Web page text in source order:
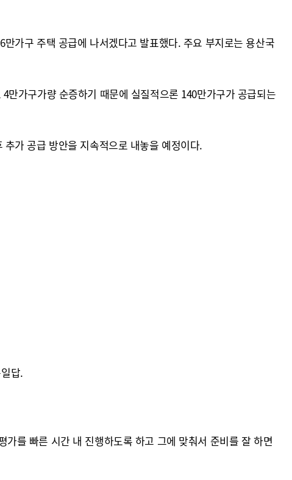
가구 주택 공급에 나서겠다고 발표했다. 주요 부지로는 용산국
만가구가량 순증하기 때문에 실질적으론 140만가구가 공급되는
가 공급 방안을 지속적으로 내놓을 예정이다.
답.
를 빠른 시간 내 진행하도록 하고 그에 맞춰서 준비를 잘 하면